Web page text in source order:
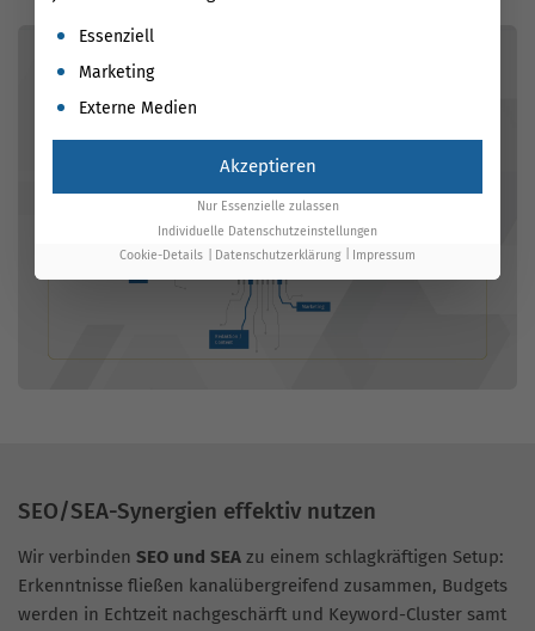
SEO/SEA-Synergien effektiv nutzen
Wir verbinden SEO und SEA zu einem schlagkräftigen Setup:
Erkenntnisse fließen kanalübergreifend zusammen, Budgets
werden in Echtzeit nachgeschärft und Keyword-Cluster samt
Es folgt eine Liste der Service-Gruppen, für die eine
Essenziell
Marketing
Externe Medien
Akzeptieren
Nur Essenzielle zulassen
Individuelle Datenschutzeinstellungen
Cookie-Details
Datenschutzerklärung Impressum